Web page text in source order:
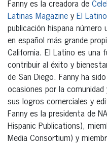
Fanny es la creadora de
Latinas Magazine y El
publicación hispana número
en español más grande
California. El Latino es una
contribuir al éxito y
de San Diego. Fanny ha
ocasiones por la
sus logros comerciales y
Fanny es la presidenta de
Hispanic Publications),
Media Consortium) y